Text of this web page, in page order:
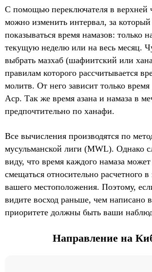
С помощью переключателя в верхней
можно изменить интервал, за который
показываться время намазов: только
текущую неделю или на весь месяц.
выбрать мазхаб (шафиитский или
правилам которого рассчитывается
молитв. От него зависит только время
Аср. Так же время азана и намаза в
предпочтительно по ханафи.
Все вычисления производятся по
мусульманской лиги (MWL). Однако
виду, что время каждого намаза
смещаться относительно расчетного
вашего местоположения. Поэтому,
видите восход раньше, чем написано
приоритете должны быть ваши
Направление на